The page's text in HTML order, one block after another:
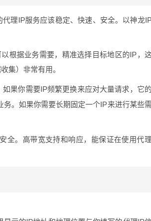
理IP服务应该稳定、快速、安全。以神龙
根据业务需要，精准选择目标地区的IP，
集）非常有用。
果你需要IP频繁更换来应对大量请求，它的
。如果你需要长期固定一个IP来进行某些需
全。高带宽支持和响应，能保证在使用代理